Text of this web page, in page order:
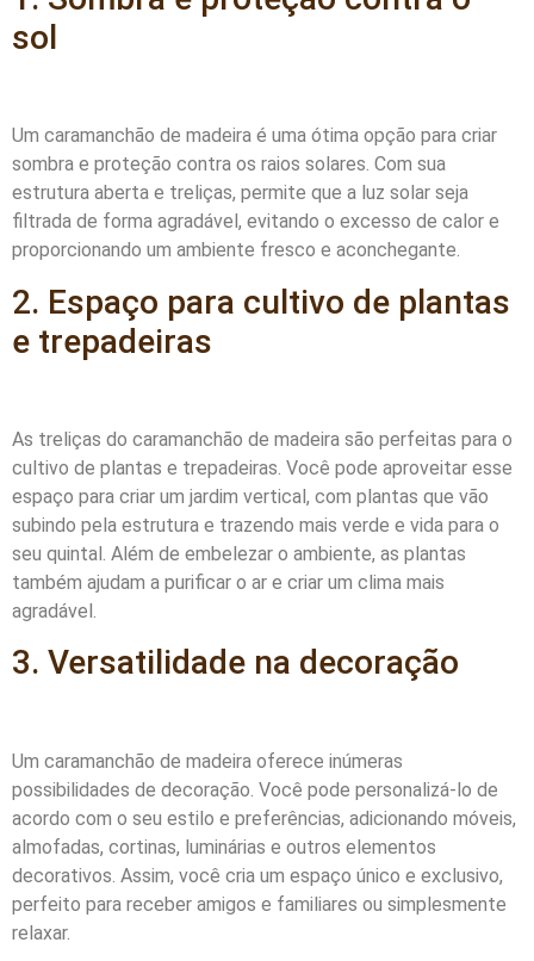
sol
Um caramanchão de madeira é uma ótima opção para criar
sombra e proteção contra os raios solares. Com sua
estrutura aberta e treliças, permite que a luz solar seja
filtrada de forma agradável, evitando o excesso de calor e
proporcionando um ambiente fresco e aconchegante.
2. Espaço para cultivo de plantas
e trepadeiras
As treliças do caramanchão de madeira são perfeitas para o
cultivo de plantas e trepadeiras. Você pode aproveitar esse
espaço para criar um jardim vertical, com plantas que vão
subindo pela estrutura e trazendo mais verde e vida para o
seu quintal. Além de embelezar o ambiente, as plantas
também ajudam a purificar o ar e criar um clima mais
agradável.
3. Versatilidade na decoração
Um caramanchão de madeira oferece inúmeras
possibilidades de decoração. Você pode personalizá-lo de
acordo com o seu estilo e preferências, adicionando móveis,
almofadas, cortinas, luminárias e outros elementos
decorativos. Assim, você cria um espaço único e exclusivo,
perfeito para receber amigos e familiares ou simplesmente
relaxar.